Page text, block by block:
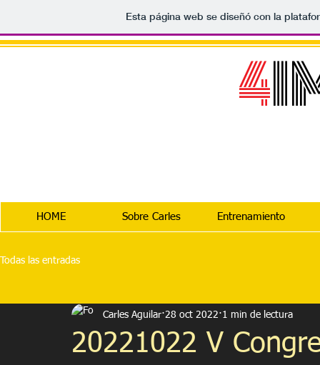
Esta página web se diseñó con la
4
HOME Sobre Carles Entrenamiento
Todas las entradas
20221022 V
Carles Aguilar 28 oct 2022 1 min de lectura